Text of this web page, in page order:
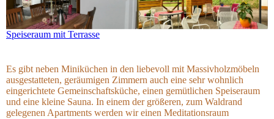
Speiseraum mit Terrasse
Es gibt neben Miniküchen in den liebevoll mit Massivholzmöbeln
ausgestatteten, geräumigen Zimmern auch eine sehr wohnlich
eingerichtete Gemeinschaftsküche, einen gemütlichen Speiseraum
und eine kleine Sauna. In einem der größeren, zum Waldrand
gelegenen Apartments werden wir einen Meditationsraum